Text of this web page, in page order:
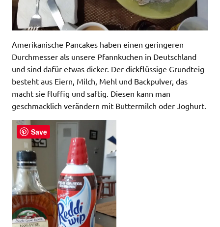
Amerikanische Pancakes haben einen geringeren
Durchmesser als unsere Pfannkuchen in Deutschland
und sind dafür etwas dicker. Der dickflüssige Grundteig
besteht aus Eiern, Milch, Mehl und Backpulver, das
macht sie fluffig und saftig. Diesen kann man
geschmacklich verändern mit Buttermilch oder Joghurt.
Save